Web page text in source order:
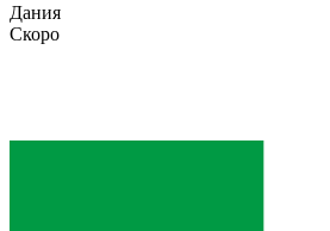
Дания
Скоро